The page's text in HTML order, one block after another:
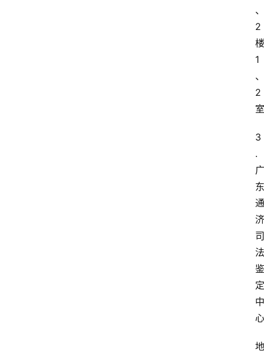
、
2
楼
1
、
2
室
3
.
广
东
通
济
司
法
鉴
定
中
心
地